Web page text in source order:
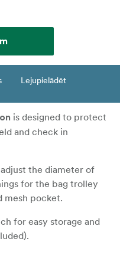
Lejupielādēt
is designed to protect
and check in
the diameter of
for the bag trolley
mesh pocket.
for easy storage and